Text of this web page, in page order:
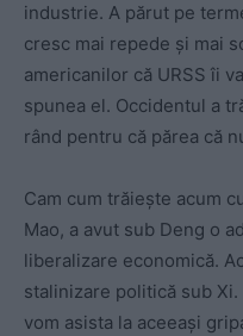
industrie. A părut pe
cresc mai repede și mai
americanilor că URSS îi
spunea el. Occidentul a
rând pentru că părea că
Cam cum trăiește acum
Mao, a avut sub Deng o
liberalizare economică.
stalinizare politică sub
vom asista la aceeași